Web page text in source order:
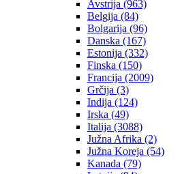
Avstrija (963)
Belgija (84)
Bolgarija (96)
Danska (167)
Estonija (332)
Finska (150)
Francija (2009)
Grčija (3)
Indija (124)
Irska (49)
Italija (3088)
Južna Afrika (2)
Južna Koreja (54)
Kanada (79)